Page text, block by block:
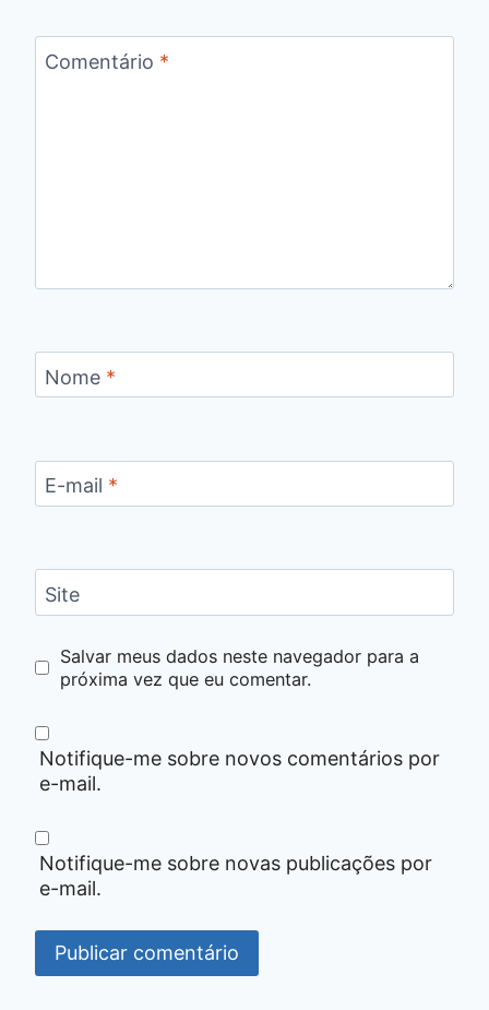
Comentário *
Nome *
E-mail *
Site
Salvar meus dados neste navegador para a
próxima vez que eu comentar.
Notifique-me sobre novos comentários por
e-mail.
Notifique-me sobre novas publicações por
e-mail.